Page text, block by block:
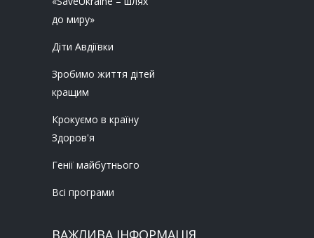
до миру»
Діти Авдіївки
Зробимо життя дітей
кращим
Крокуємо в країну
Здоров'я
Генії майбутнього
Всі програми
ВАЖЛИВА ІНФОРМАЦІЯ